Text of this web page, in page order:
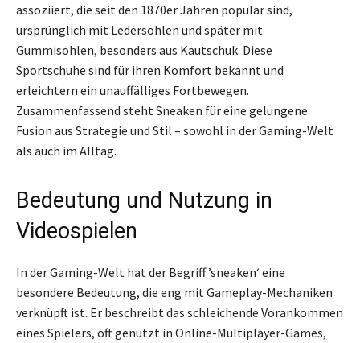
assoziiert, die seit den 1870er Jahren populär sind,
ursprünglich mit Ledersohlen und später mit
Gummisohlen, besonders aus Kautschuk. Diese
Sportschuhe sind für ihren Komfort bekannt und
erleichtern ein unauffälliges Fortbewegen.
Zusammenfassend steht Sneaken für eine gelungene
Fusion aus Strategie und Stil – sowohl in der Gaming-Welt
als auch im Alltag.
Bedeutung und Nutzung in
Videospielen
In der Gaming-Welt hat der Begriff ’sneaken‘ eine
besondere Bedeutung, die eng mit Gameplay-Mechaniken
verknüpft ist. Er beschreibt das schleichende Vorankommen
eines Spielers, oft genutzt in Online-Multiplayer-Games,